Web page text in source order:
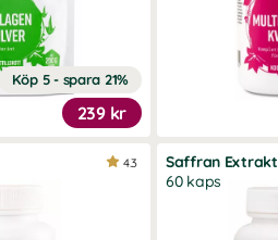
Köp 5 - spara 21%
239 kr
4.3
Saffran Extrakt
60 kaps